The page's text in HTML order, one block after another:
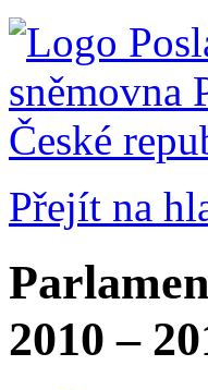
Přejít na
2010 –